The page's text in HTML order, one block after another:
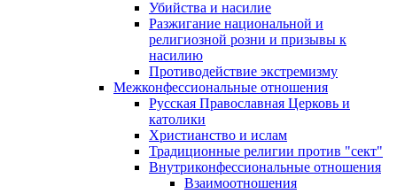
Убийства и насилие
Разжигание национальной и
религиозной розни и призывы к
насилию
Противодействие экстремизму
Межконфессиональные отношения
Русская Православная Церковь и
католики
Христианство и ислам
Традиционные религии против "сект"
Внутриконфессиональные отношения
Взаимоотношения